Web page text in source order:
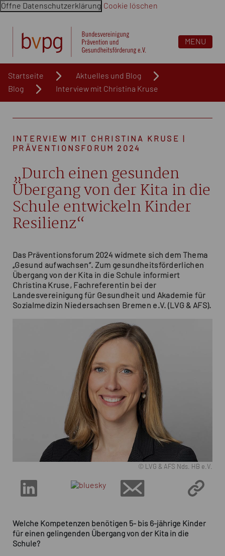
Öffne Datenschutzerklärung Cookie löschen
MENU
Startseite
Aktuelles und Blog
Blog
Interview mit Christina Kruse
INTERVIEW MIT CHRISTINA KRUSE |
PRÄVENTIONSFORUM 2024
„Durch einen gesunden
Übergang von der Kita in die
Schule entwickeln Kinder
Resilienz“
Das Präventionsforum 2024 widmete sich dem Thema
„Gesund aufwachsen“. Zum gesundheitsförderlichen
Übergang von der Kita in die Schule informiert
Christina Kruse, Fachreferentin bei der
Landesvereinigung für Gesundheit und Akademie für
Sozialmedizin Niedersachsen Bremen e.V. (LVG & AFS).
© LVG & AFS Nds. HB e.V.
Welche Kompetenzen benötigen 5- bis 6-jährige Kinder
für einen gelingenden Übergang von der Kita in die
Schule?